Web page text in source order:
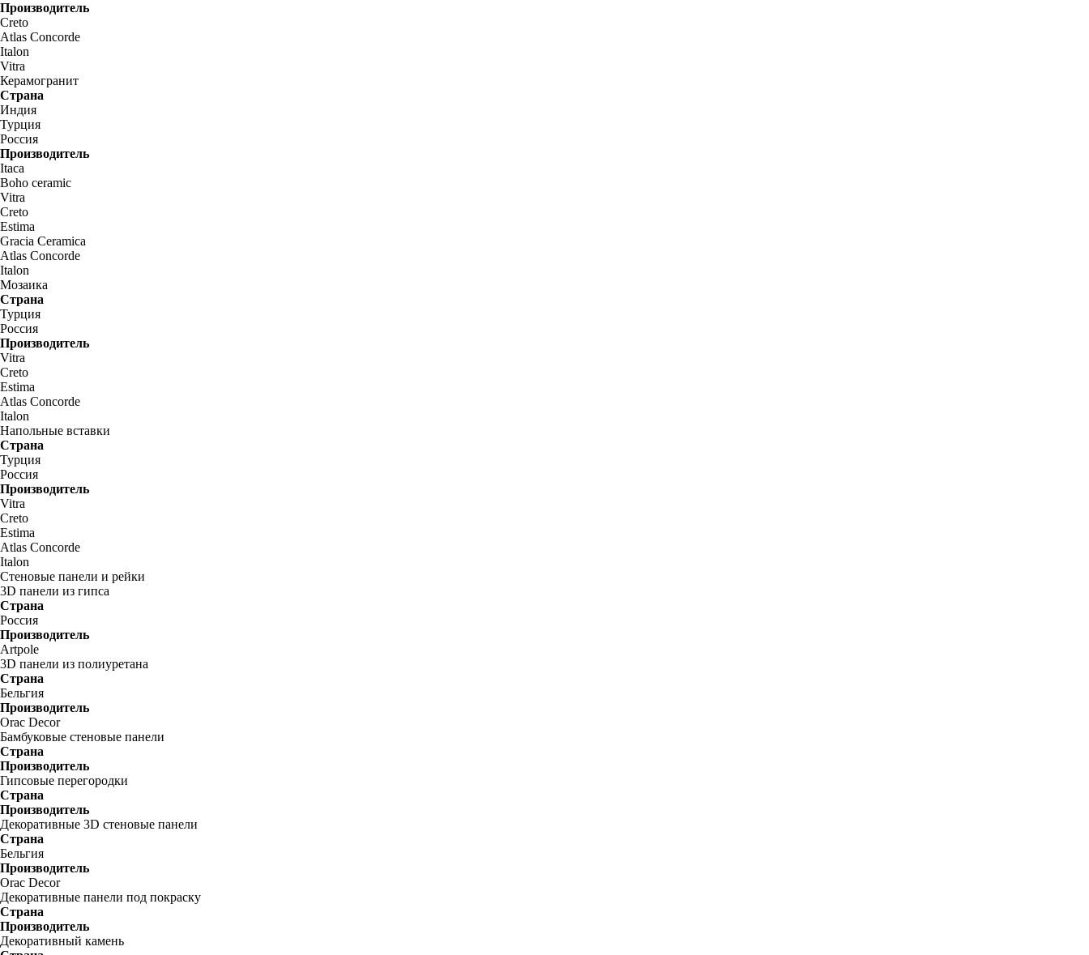
Производитель
Creto
Atlas Concorde
Italon
Vitra
Керамогранит
Страна
Индия
Турция
Россия
Производитель
Itaca
Boho ceramic
Vitra
Creto
Estima
Gracia Ceramica
Atlas Concorde
Italon
Мозаика
Страна
Турция
Россия
Производитель
Vitra
Creto
Estima
Atlas Concorde
Italon
Напольные вставки
Страна
Турция
Россия
Производитель
Vitra
Creto
Estima
Atlas Concorde
Italon
Стеновые панели и рейки
3D панели из гипса
Страна
Россия
Производитель
Artpole
3D панели из полиуретана
Страна
Бельгия
Производитель
Orac Decor
Бамбуковые стеновые панели
Страна
Производитель
Гипсовые перегородки
Страна
Производитель
Декоративные 3D стеновые панели
Страна
Бельгия
Производитель
Orac Decor
Декоративные панели под покраску
Страна
Производитель
Декоративный камень